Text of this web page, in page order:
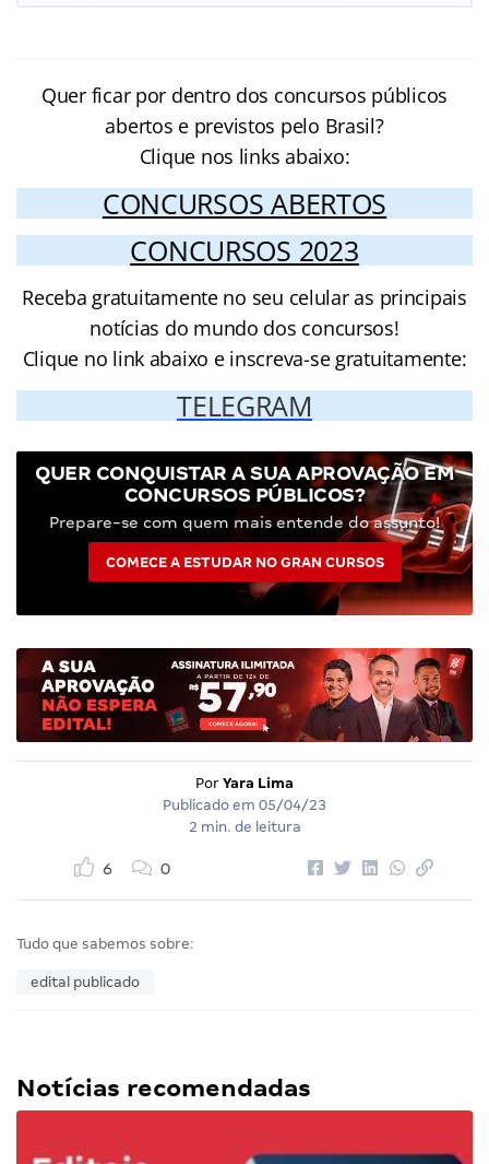
Quer ficar por dentro dos concursos públicos
abertos e previstos pelo Brasil?
Clique nos links abaixo:
CONCURSOS ABERTOS
CONCURSOS 2023
Receba gratuitamente no seu celular as principais
notícias do mundo dos concursos!
Clique no link abaixo e inscreva-se gratuitamente:
TELEGRAM
QUER CONQUISTAR A SUA APROVAÇÃO EM
CONCURSOS PÚBLICOS?
Prepare-se com quem mais entende do assunto!
COMECE A ESTUDAR NO GRAN CURSOS
Por Yara Lima
Publicado em 05/04/23
2 min. de leitura
6 0
Tudo que sabemos sobre:
edital publicado
Notícias recomendadas